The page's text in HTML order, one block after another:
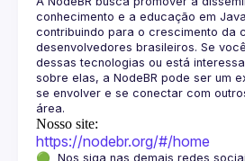
conhecimento e a educação em
contribuindo para o crescimento da
desenvolvedores brasileiros. Se
dessas tecnologias ou está
sobre elas, a NodeBR pode ser um
se envolver e se conectar com
Nosso site:
https://nodebr.org/#/home